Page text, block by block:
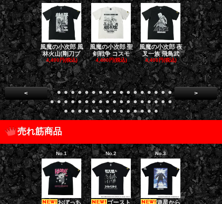
風魔の小次郎 風
林火山(剛刀ブ
4,400円(税込)
風魔の小次郎 聖
剣戦争 コスモ
4,400円(税込)
風魔の小次郎 夜
叉一族 飛鳥武
4,400円(税込)
風魔の小次
魔一族 竜
4,400円(税
< >
売れ筋商品
No.1
おぼっち
No.2
ゴースト
No.3
遊星から
No.4
ゴー